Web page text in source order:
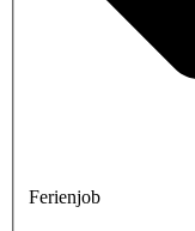
Ferienjob